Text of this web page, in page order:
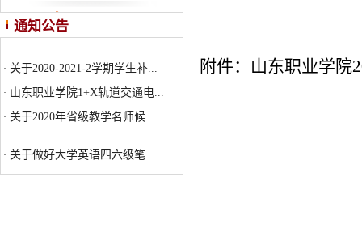
通知公告
· 关于做好大学英语四六级笔...
· 关于开展2021-2022-1学期通...
关于2020-2021-2学期学生补...
山东职业学院1+X轨道交通电...
关于2020年省级教学名师候...
关于做好大学英语四六级笔...
· 关于开展2021-2022-1学期通...
附件：山东职业学院